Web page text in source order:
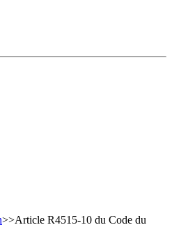
>>Article R4515-10 du Code du